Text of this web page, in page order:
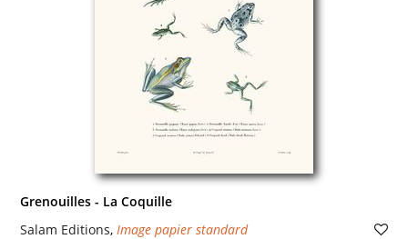
Grenouilles - La Coquille
Salam Editions, Image papier standard